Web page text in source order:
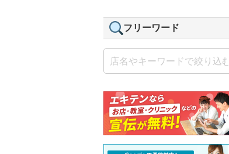
フリーワード